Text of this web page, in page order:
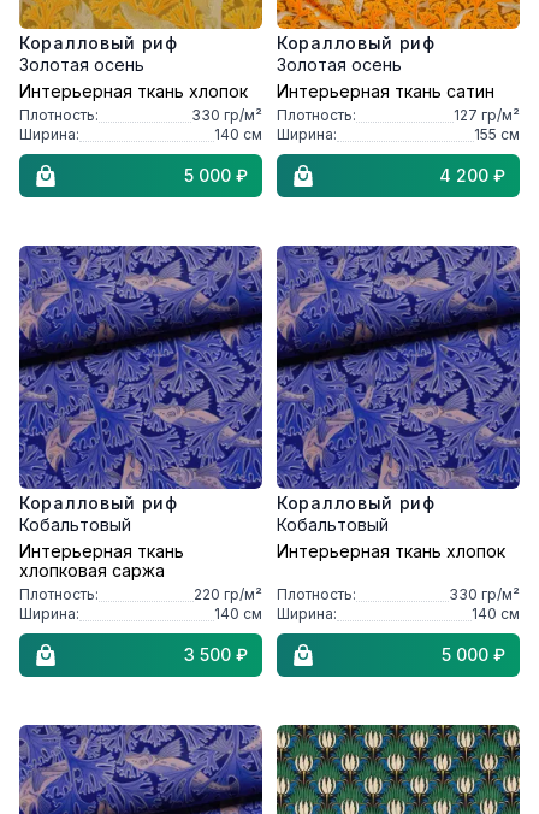
Коралловый риф
Золотая осень
Интерьерная ткань хлопок
Плотность: 330 гр/м²
Ширина:
140 см
5 000 ₽
Коралловый риф
Золотая осень
Интерьерная ткань сатин
Плотность: 127 гр/м²
Ширина:
155 см
4 200 ₽
Коралловый риф
Кобальтовый
Интерьерная ткань
хлопковая саржа
Плотность: 220 гр/м²
Ширина:
140 см
3 500 ₽
Коралловый риф
Кобальтовый
Интерьерная ткань хлопок
Плотность: 330 гр/м²
Ширина:
140 см
5 000 ₽